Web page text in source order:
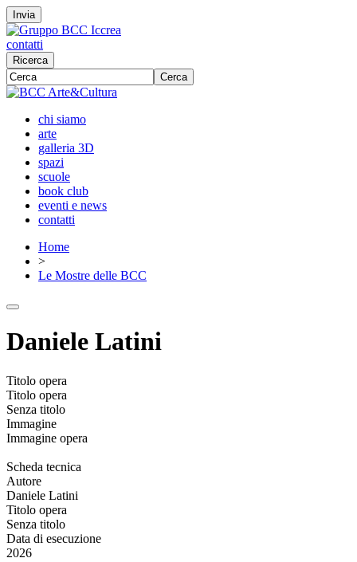
Invia
contatti
Ricerca
Cerca
chi siamo
arte
galleria 3D
spazi
scuole
book club
eventi e news
contatti
Home
>
Le Mostre delle BCC
Daniele Latini
Titolo opera
Titolo opera
Senza titolo
Immagine
Immagine opera
Scheda tecnica
Autore
Daniele Latini
Titolo opera
Senza titolo
Data di esecuzione
2026